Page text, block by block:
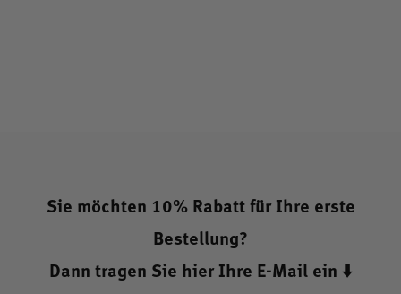
Sie möchten 10% Rabatt für Ihre erste
Bestellung?
Dann tragen Sie hier Ihre E-Mail ein ⬇️